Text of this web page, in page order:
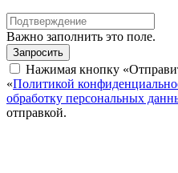
Важно заполнить это поле.
Запросить
Нажимая кнопку
«Политикой
обработку персональных
отправкой.